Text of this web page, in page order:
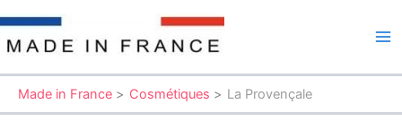
au
contenu
Made in France Cosmétiques La Provençale